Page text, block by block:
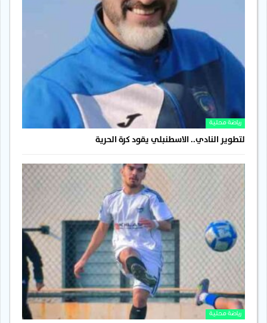
رياضة محلية
لتطوير النادي.. الاسطنبلي يقود كرة الحرية
رياضة محلية